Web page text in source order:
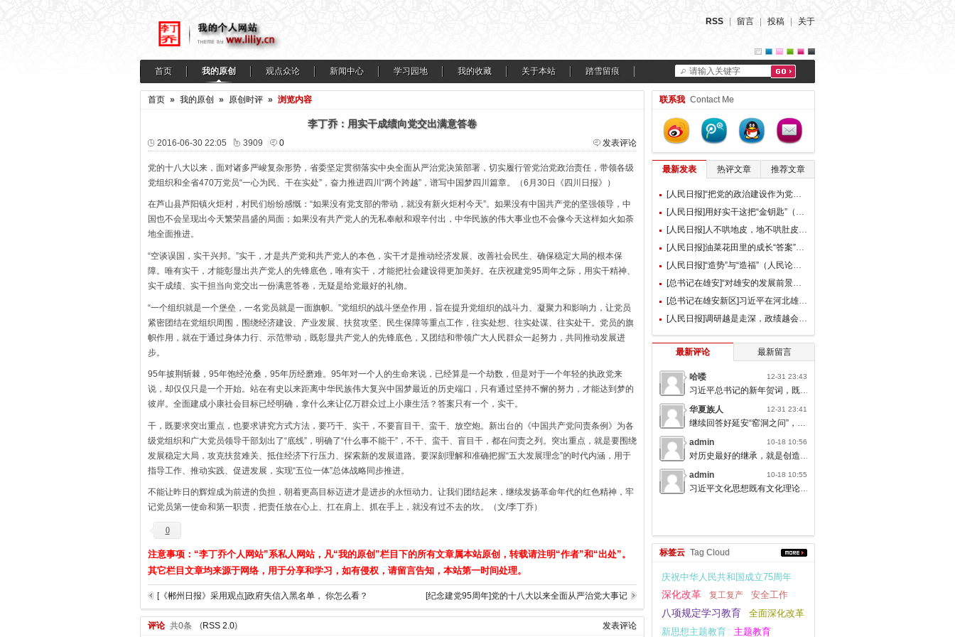
RSS 留言 投稿 关于
请输入关键字
首页 我的原创 观点众论 新闻中心 学习园地 我的收藏 关于本站 踏雪留痕
首页 » 我的原创 » 原创时评 » 浏览内容
李丁乔：用实干成绩向党交出满意答卷
2016-06-30 22:05 3909 0 发表评论
党的十八大以来，面对诸多严峻复杂形势，省委坚定贯彻落实中央全面从严治党决策部署，切实履行管党治党政治责任，带领各级
党组织和全省470万党员“一心为民、干在实处”，奋力推进四川“两个跨越”，谱写中国梦四川篇章。（6月30日《四川日报》）
在芦山县芦阳镇火炬村，村民们纷纷感慨：“如果没有党支部的带动，就没有新火炬村今天”。如果没有中国共产党的坚强领导，中
国也不会呈现出今天繁荣昌盛的局面；如果没有共产党人的无私奉献和艰辛付出，中华民族的伟大事业也不会像今天这样如火如荼
地全面推进。
“空谈误国，实干兴邦。”实干，才是共产党和共产党人的本色，实干才是推动经济发展、改善社会民生、确保稳定大局的根本保
障。唯有实干，才能彰显出共产党人的先锋底色，唯有实干，才能把社会建设得更加美好。在庆祝建党95周年之际，用实干精神、
实干成绩、实干担当向党交出一份满意答卷，无疑是给党最好的礼物。
“一个组织就是一个堡垒，一名党员就是一面旗帜。”党组织的战斗堡垒作用，旨在提升党组织的战斗力、凝聚力和影响力，让党员
紧密团结在党组织周围，围绕经济建设、产业发展、扶贫攻坚、民生保障等重点工作，往实处想、往实处谋、往实处干。党员的旗
帜作用，就在于通过身体力行、示范带动，既彰显共产党人的先锋底色，又团结和带领广大人民群众一起努力，共同推动发展进
步。
95年披荆斩棘，95年饱经沧桑，95年历经磨难。95年对一个人的生命来说，已经算是一个劫数，但是对于一个年轻的执政党来
说，却仅仅只是一个开始。站在有史以来距离中华民族伟大复兴中国梦最近的历史端口，只有通过坚持不懈的努力，才能达到梦的
彼岸。全面建成小康社会目标已经明确，拿什么来让亿万群众过上小康生活？答案只有一个，实干。
干，既要求突出重点，也要求讲究方式方法，要巧干、实干，不要盲目干、蛮干、放空炮。新出台的《中国共产党问责条例》为各
级党组织和广大党员领导干部划出了“底线”，明确了“什么事不能干”，不干、蛮干、盲目干，都在问责之列。突出重点，就是要围绕
发展稳定大局，攻克扶贫难关、抵住经济下行压力、探索新的发展道路。要深刻理解和准确把握“五大发展理念”的时代内涵，用于
指导工作、推动实践、促进发展，实现“五位一体”总体战略同步推进。
不能让昨日的辉煌成为前进的负担，朝着更高目标迈进才是进步的永恒动力。让我们团结起来，继续发扬革命年代的红色精神，牢
记党员第一使命和第一职责，把责任放在心上、扛在肩上、抓在手上，就没有过不去的坎。（文/李丁乔）
0
注意事项：“李丁乔个人网站”系私人网站，凡“我的原创”栏目下的所有文章属本站原创，转载请注明“作者”和“出处”。
其它栏目文章均来源于网络，用于分享和学习，如有侵权，请留言告知，本站第一时间处理。
[《郴州日报》采用观点]政府失信入黑名单， 你怎么看？ [纪念建党95周年]党的十八大以来全面从严治党大事记
评论 共0条 (RSS 2.0) 发表评论
联系我 Contact Me
最新发表 热评文章 推荐文章
最新评论 最新留言
哈喽 12-31 23:43
习近平总书记的新年贺词，既充满温度，又饱含深情，太催人奋进了。
华夏族人
12-31 23:41
继续回答好延安“窑洞之问”，书写无愧于人民的时代答卷。
admin
10-18 10:56
对历史最好的继承，就是创造新的历史；对人类文明最大的礼敬，就是创造人类文明新形态。
admin
10-18 10:55
习近平文化思想既有文化理论观点上的创新和突破，又有文化工作布局上的部署要求，标志着我们党对中国特色社会主义文化建设规律的认识达到了新高度，表明我们党的历史自信、文化自信达到了新高度。
标签云 Tag Cloud
庆祝中华人民共和国成立75周年
深化改革
复工复产
安全工作
八项规定学习教育
全面深化改革
新思想主题教育
主题教育